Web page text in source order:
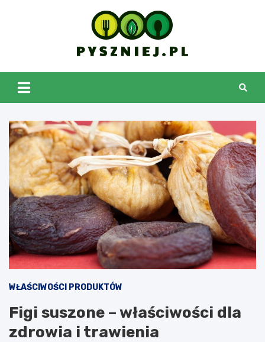
pyszniej.pl
WŁAŚCIWOŚCI PRODUKTÓW
Figi suszone – właściwości dla
zdrowia i trawienia